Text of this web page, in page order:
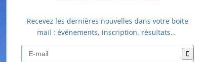
Recevez les dernières nouvelles dans votre boite
mail : événements, inscription, résultats…
